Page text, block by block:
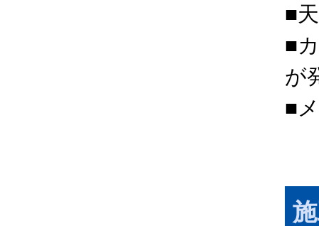
■
■
が
■